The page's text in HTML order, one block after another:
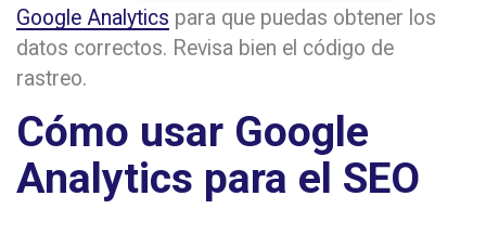
Google Analytics para que puedas obtener los
datos correctos. Revisa bien el código de
rastreo.
Cómo usar Google
Analytics para el SEO